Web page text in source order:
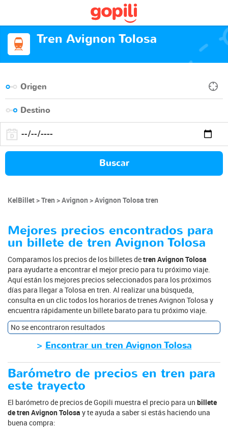
Tren Avignon Tolosa
Buscar
KelBillet Tren Avignon Avignon Tolosa tren
Mejores precios encontrados para
un billete de tren Avignon Tolosa
Comparamos los precios de los billetes detren Avignon Tolosa
para ayudarte a encontrar el mejor precio para tu próximo viaje.
Aquí están los mejores precios seleccionados para los próximos
días para llegar a Tolosa en tren. Al realizar una búsqueda,
consulta en un clic todos los horarios de trenes Avignon Tolosa y
encuentra rápidamente un billete barato para tu próximo viaje.
No se encontraron resultados
> Encontrar un tren Avignon Tolosa
Barómetro de precios en tren para
este trayecto
El barómetro de precios de Gopili muestra el precio para un billete
de tren Avignon Tolosa y te ayuda a saber si estás haciendo una
buena compra: